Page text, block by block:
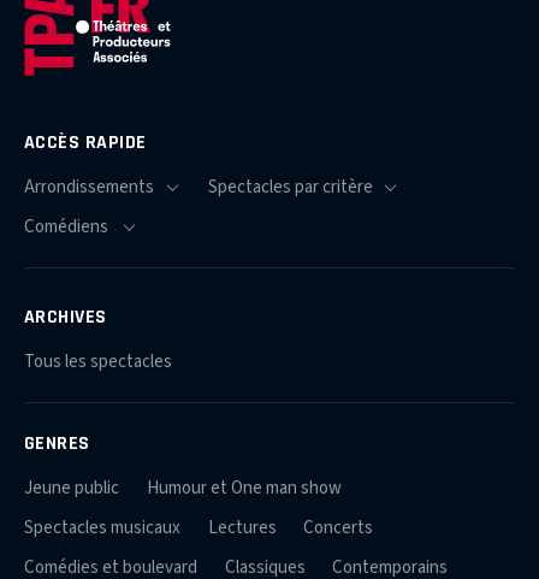
ACCÈS RAPIDE
ARCHIVES
Tous les spectacles
GENRES
Jeune public
Humour et One man show
Spectacles musicaux
Lectures
Concerts
Comédies et boulevard
Classiques
Contemporains